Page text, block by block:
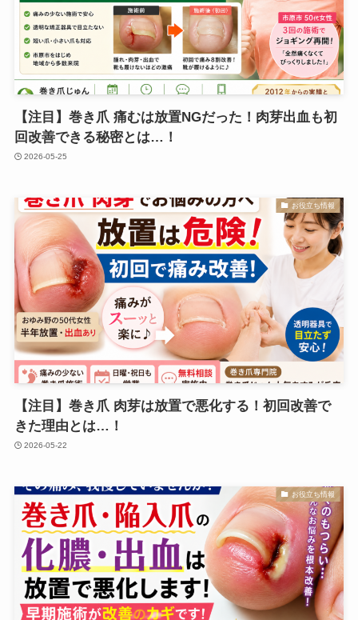
【注目】巻き爪 痛むは放置NGだった！肉芽出血も初
回改善できる秘密とは…！
2026-05-25
お役立ち情報
【注目】巻き爪 肉芽は放置で悪化する！初回改善で
きた理由とは…！
2026-05-22
お役立ち情報